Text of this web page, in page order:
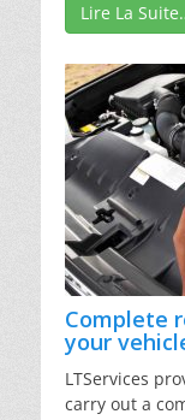
Lire La
Complete
your
LTServices
carry out a